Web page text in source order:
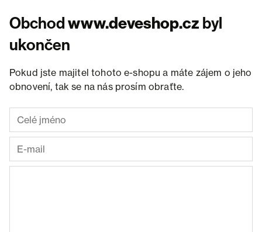
Obchodwww.deveshop.cz byl
ukončen
Pokud jste majitel tohoto e-shopu a máte zájem o jeho
obnovení, tak se na nás prosím obraťte.